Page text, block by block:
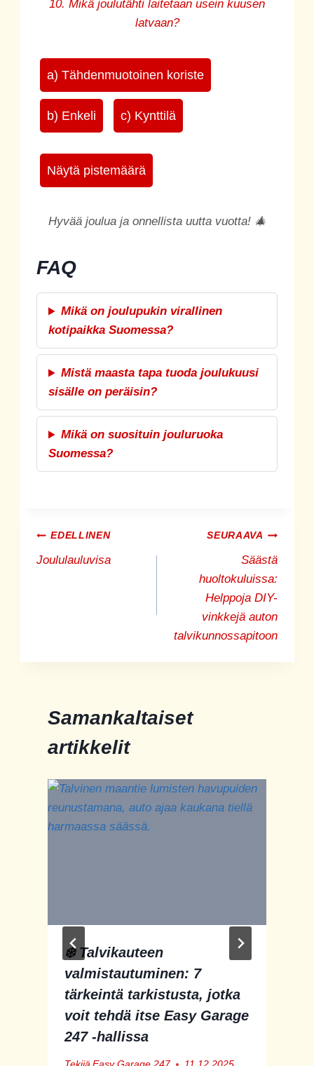
10. Mikä joulutähti laitetaan usein kuusen
latvaan?
a) Tähdenmuotoinen koriste
b) Enkeli c) Kynttilä
Näytä pistemäärä
Hyvää joulua ja onnellista uutta vuotta! 🎄
FAQ
Mikä on joulupukin virallinen
kotipaikka Suomessa?
Mistä maasta tapa tuoda joulukuusi
sisälle on peräisin?
Mikä on suosituin jouluruoka
Suomessa?
Artikkelien
selaus
EDELLINEN
Joululauluvisa
SEURAAVA
Säästä
huoltokuluissa:
Helppoja DIY-
vinkkejä auton
talvikunnossapitoon
Samankaltaiset
artikkelit
❄️ Talvikauteen
valmistautuminen: 7
tärkeintä tarkistusta, jotka
voit tehdä itse Easy Garage
247 -hallissa